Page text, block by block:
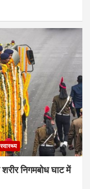
स्वास्थ्य
शरीर निगमबोध घाट में